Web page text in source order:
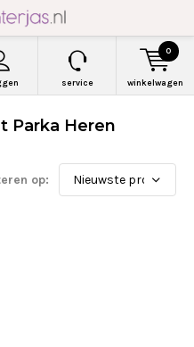
service winkelwagen
0
Parka Heren
op: